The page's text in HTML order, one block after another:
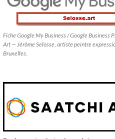
Fiche Google My Business / Google Business
Art — Jérôme Selosse, artiste peintre
Bruxelles.